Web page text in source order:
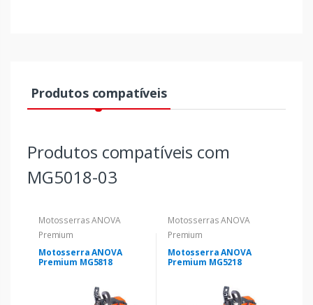
Produtos compatíveis
Produtos compatíveis com
MG5018-03
Motosserras ANOVA
Premium
Motosserra ANOVA
Premium MG5818
Motosserras ANOVA
Premium
Motosserra ANOVA
Premium MG5218